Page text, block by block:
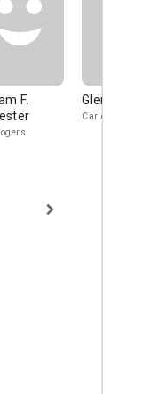
F.
Glen Gordon
Carlos Armor